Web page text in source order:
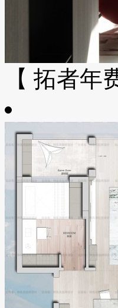
【 拓者年